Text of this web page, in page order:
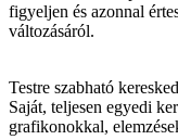
figyeljen és azonnal
változásáról.
Testre szabható
Saját, teljesen egyedi
grafikonokkal,